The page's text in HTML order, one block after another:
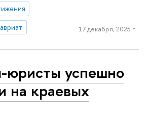
17 декабря, 2025 г.
юристы успешно
на краевых